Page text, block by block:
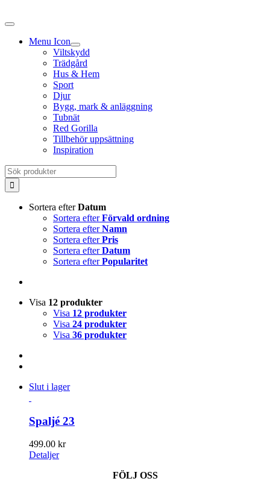
till
Menu Icon
Viltskydd
Trädgård
Hus & Hem
Sport
Djur
Bygg, mark & anläggning
Tubnät
Red Gorilla
Tillbehör uppsättning
Inspiration
Sök
efter:
Sortera efterDatum
Sortera efterFörvald ordning
Sortera efterNamn
Sortera efterPris
Sortera efterDatum
Sortera efterPopularitet
Visa 12 produkter
Visa 12 produkter
Visa 24 produkter
Visa 36 produkter
Slut i lager
Spaljé 23
499.00 kr
Detaljer
FÖLJ OSS